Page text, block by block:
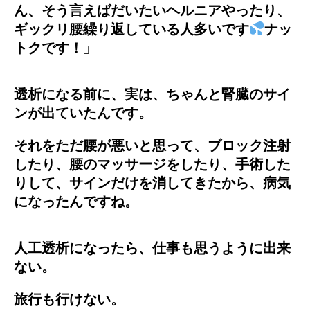
ん、そう言えばだいたいヘルニアやったり、
ギックリ腰繰り返している人多いです
ナッ
トクです！」
透析になる前に、実は、ちゃんと腎臓のサイ
ンが出ていたんです。
それをただ腰が悪いと思って、ブロック注射
したり、腰のマッサージをしたり、手術した
りして、サインだけを消してきたから、病気
になったんですね。
人工透析になったら、仕事も思うように出来
ない。
旅行も行けない。